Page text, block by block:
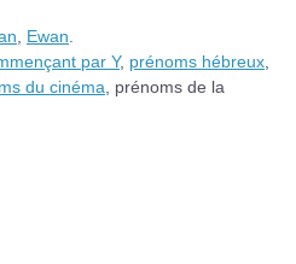
Ewan
par Y, prénoms hébreux
du cinéma , prénoms de la